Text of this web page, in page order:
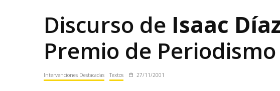
Discurso de Isaac
Premio de
Intervenciones Destacadas Textos 27/11/2001